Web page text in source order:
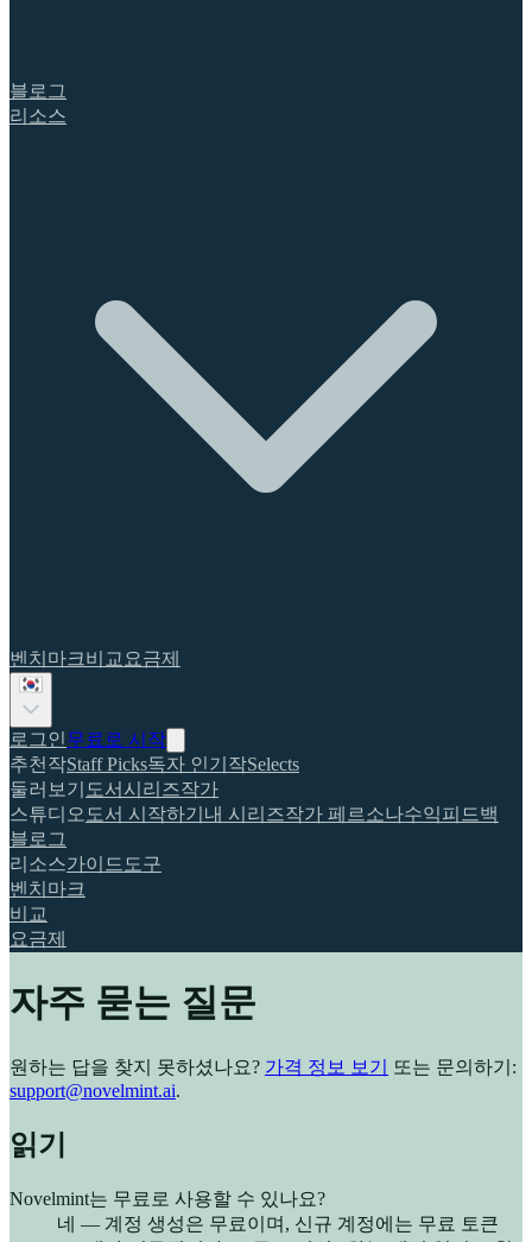
블로그
리소스
벤치마크비교 요금제
로그인 무료로 시작
추천작Staff Picks독자 인기작Selects
둘러보기 도서시리즈작가
스튜디오 도서 시작하기 내 시리즈작가 페르소나수익피드백
블로그
리소스가이드 도구
벤치마크
비교
요금제
자주 묻는 질문
원하는 답을 찾지 못하셨나요? 가격 정보 보기
또는 문의하기:
support@novelmint.ai.
읽기
Novelmint는 무료로 사용할 수 있나요?
네 — 계정 생성은 무료이며, 신규 계정에는 무료 토큰